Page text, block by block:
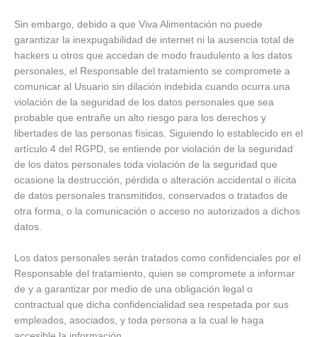
Sin embargo, debido a que Viva Alimentación no puede
garantizar la inexpugabilidad de internet ni la ausencia total de
hackers u otros que accedan de modo fraudulento a los datos
personales, el Responsable del tratamiento se compromete a
comunicar al Usuario sin dilación indebida cuando ocurra una
violación de la seguridad de los datos personales que sea
probable que entrañe un alto riesgo para los derechos y
libertades de las personas físicas. Siguiendo lo establecido en el
artículo 4 del RGPD, se entiende por violación de la seguridad
de los datos personales toda violación de la seguridad que
ocasione la destrucción, pérdida o alteración accidental o ilícita
de datos personales transmitidos, conservados o tratados de
otra forma, o la comunicación o acceso no autorizados a dichos
datos.
Los datos personales serán tratados como confidenciales por el
Responsable del tratamiento, quien se compromete a informar
de y a garantizar por medio de una obligación legal o
contractual que dicha confidencialidad sea respetada por sus
empleados, asociados, y toda persona a la cual le haga